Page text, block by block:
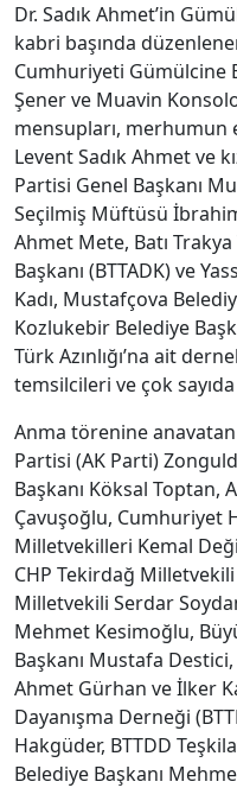
Dr. Sadık Ahmet’in
kabri başında
Cumhuriyeti Gümülcine
Şener ve Muavin
mensupları, merhumun
Levent Sadık Ahmet ve
Partisi Genel Başkanı
Seçilmiş Müftüsü
Ahmet Mete, Batı Trakya
Başkanı (BTTADK) ve
Kadı, Mustafçova
Kozlukebir Belediye
Türk Azınlığı’na ait
temsilcileri ve çok sayıda
Anma törenine anavatan
Partisi (AK Parti)
Başkanı Köksal Toptan,
Çavuşoğlu, Cumhuriyet
Milletvekilleri Kemal
CHP Tekirdağ
Milletvekili Serdar
Mehmet Kesimoğlu,
Başkanı Mustafa Destici,
Ahmet Gürhan ve İlker
Dayanışma Derneği
Hakgüder, BTTDD
Belediye Başkanı